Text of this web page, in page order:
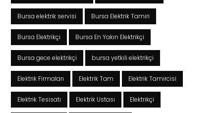
Bursa elektrik servisi Bursa Elektrik Tamiri
Bursa Elektrikçi Bursa En Yakın Elektrikçi
Bursa gece elektrikçi bursa yetkili elektrikçi
Elektrik Firmaları Elektrik Tam Elektrik Tamircisi
Elektrik Tesisatı Elektrik Ustası Elektrikçi